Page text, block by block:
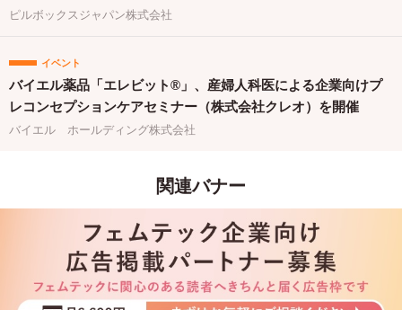
ピルボックスジャパン株式会社
イベント
バイエル薬品「エレビット®」、産婦人科医による企業向けプ
レコンセプションケアセミナー（株式会社クレオ）を開催
バイエル ホールディング株式会社
関連バナー